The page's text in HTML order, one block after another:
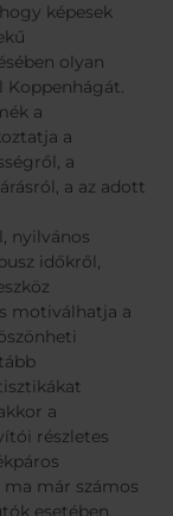
képesek
olyan
a
a
a
a az adott
nyilvános
időkről,
motiválhatja a
a
részletes
már számos
esetében.